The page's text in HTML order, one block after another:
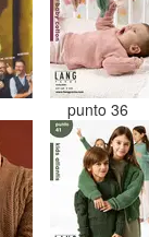
punto 36